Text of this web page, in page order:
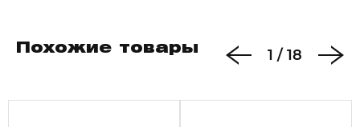
Похожие товары 1 / 18